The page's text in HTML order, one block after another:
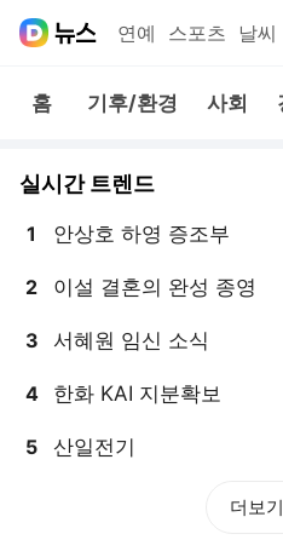
연예 스포츠 날씨
홈 기후/환경 사회
실시간 트렌드
1 안상호 하영 증조부
2 이설 결혼의 완성 종영
3 서혜원 임신 소식
4 한화 KAI 지분확보
5 산일전기
더보기